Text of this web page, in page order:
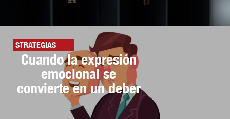
STRATEGIAS
Cuando la expresión
emocional se
convierte en un deber